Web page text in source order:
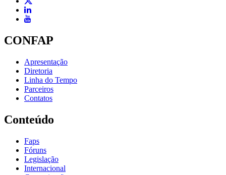
CONFAP
Apresentação
Diretoria
Linha do Tempo
Parceiros
Contatos
Conteúdo
Faps
Fóruns
Legislação
Internacional